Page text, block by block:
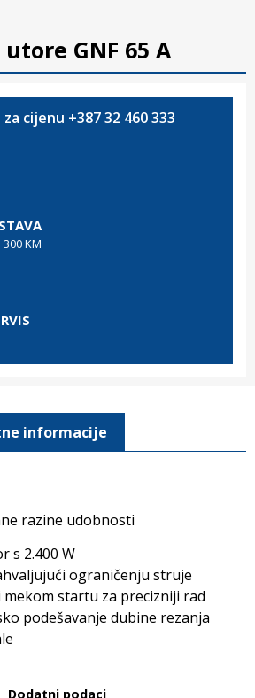
GNF 65 A
cijenu +387 32 460 333
KM
informacije
razine udobnosti
s 2.400 W
ograničenju struje
startu za precizniji rad
podešavanje dubine rezanja
Dodatni podaci